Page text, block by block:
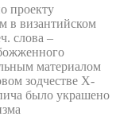
проекту
в византийском
слова –
материалом
зодчестве X-
было украшено